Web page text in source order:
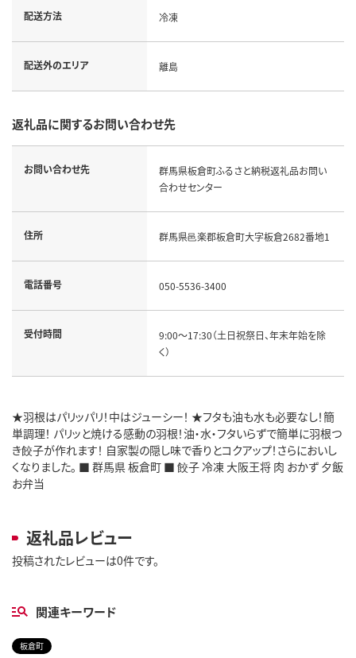
配送方法 冷凍
配送外のエリア 離島
返礼品に関するお問い合わせ先
お問い合わせ先
群馬県板倉町ふるさと納税返礼品お問い
合わせセンター
住所 群馬県邑楽郡板倉町大字板倉2682番地1
電話番号 050-5536-3400
受付時間
9:00～17:30（土日祝祭日、年末年始を除
く）
★羽根はパリッパリ！中はジューシー！ ★フタも油も水も必要なし！簡
単調理！ パリッと焼ける感動の羽根！油・水・フタいらずで簡単に羽根つ
き餃子が作れます！ 自家製の隠し味で香りとコクアップ！さらにおいし
くなりました。 ■ 群馬県 板倉町 ■ 餃子 冷凍 大阪王将 肉 おかず 夕飯
お弁当
返礼品レビュー
投稿されたレビューは0件です。
関連キーワード
板倉町